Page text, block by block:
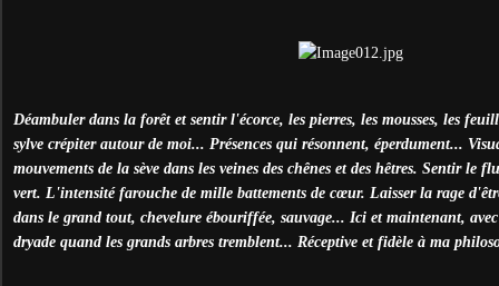
Déambuler dans la forêt et sentir l'écorce, les pierres, les mousses, les
sylve crépiter autour de moi... Présences qui résonnent, éperdument...
mouvements de la sève dans les veines des chênes et des hêtres. Sentir le
vert. L'intensité farouche de mille battements de cœur. Laisser la rage
dans le grand tout, chevelure ébouriffée, sauvage... Ici et maintenant, avec
dryade quand les grands arbres tremblent... Réceptive et fidèle à ma